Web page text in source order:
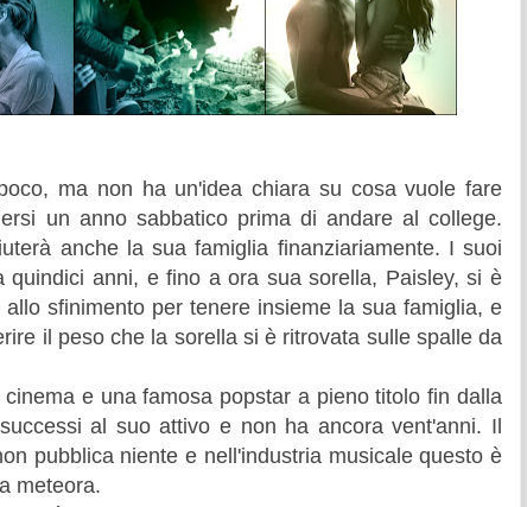
ma non ha un'idea chiara su cosa vuole fare
un anno sabbatico prima di andare al college.
anche la sua famiglia finanziariamente. I suoi
quindici anni, e fino a ora sua sorella, Paisley, si è
sfinimento per tenere insieme la sua famiglia, e
il peso che la sorella si è ritrovata sulle spalle da
e una famosa popstar a pieno titolo fin dalla
al suo attivo e non ha ancora vent'anni. Il
pubblica niente e nell'industria musicalequesto è
meteora.